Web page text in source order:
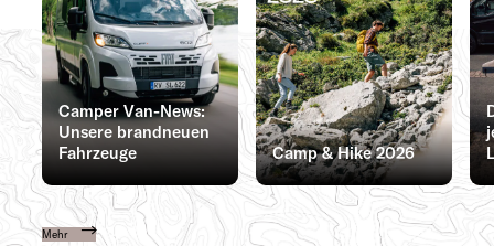
Camper Van-News:
Unsere brandneuen
Fahrzeuge
Camp & Hike 2026
Mehr